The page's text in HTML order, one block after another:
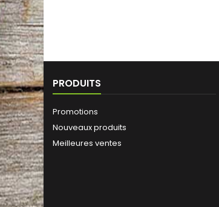
PRODUITS
Promotions
Nouveaux produits
Meilleures ventes